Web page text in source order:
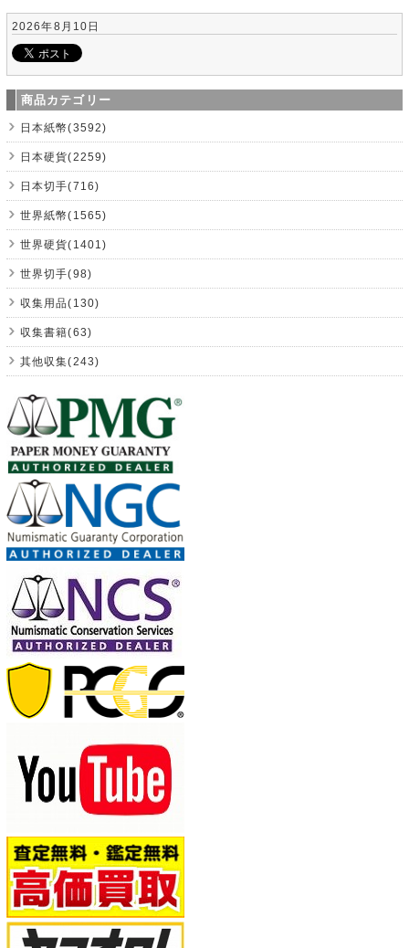
2026年8月10日
商品カテゴリー
日本紙幣(3592)
日本硬貨(2259)
日本切手(716)
世界紙幣(1565)
世界硬貨(1401)
世界切手(98)
収集用品(130)
収集書籍(63)
其他収集(243)